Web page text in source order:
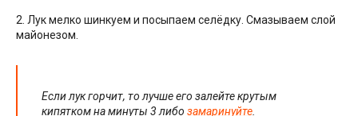
2. Лук мелко шинкуем и посыпаем селёдку. Смазываем слой
майонезом.
Если лук горчит, то лучше его залейте крутым
кипятком на минуты 3 либо замаринуйте.